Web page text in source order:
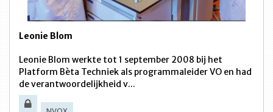
Leonie Blom
Leonie Blom werkte tot 1 september 2008 bij het
Platform Bèta Techniek als programmaleider VO en had
de verantwoordelijkheid v...